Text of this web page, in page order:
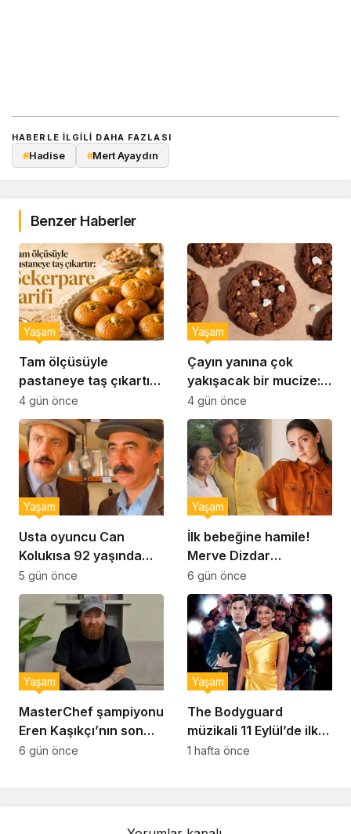
HABERLE ILGILI DAHA FAZLASI
#Hadise #Mert Ayaydın
Benzer Haberler
Tam ölçüsüyle
pastaneye taş çıkartır:
Şekerpare tarifi
Yaşam
4 gün önce
Çayın yanına çok
yakışacak bir mucize:
Brownie tadında ıslak
kurabiye tarifi…
Yaşam
4 gün önce
Usta oyuncu Can
Kolukısa 92 yaşında
hayatını kaybetti
Yaşam
5 gün önce
İlk bebeğine hamile!
Merve Dizdar
sessizliğini bozdu: ‘İsim
bulmak çok zor’
Yaşam
6 gün önce
MasterChef şampiyonu
Eren Kaşıkçı’nın son
anlarındaki kahreden
Yaşam
6 gün önce
The Bodyguard
müzikali 11 Eylül’de ilk
kez Türkiye’de
Yaşam
1 hafta önce